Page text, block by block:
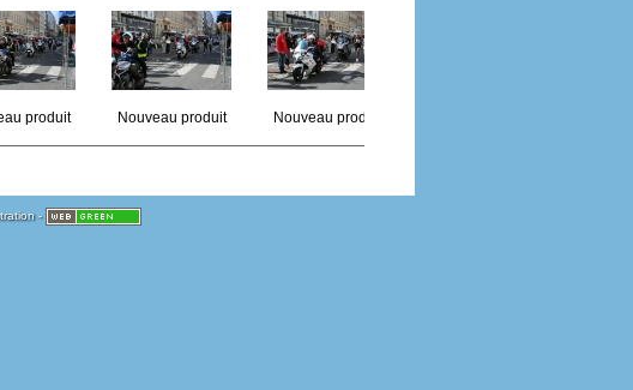
produit Nouveau produit Nouveau produit
-